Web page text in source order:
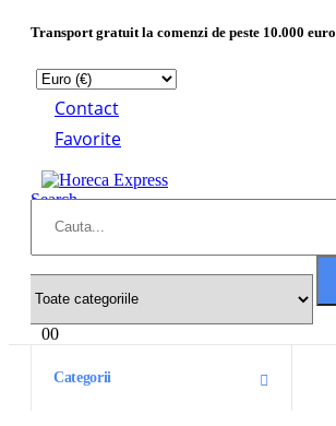
Transport gratuit la comenzi de peste 10.000 euro
Contact
Favorite
Search
00
Categorii